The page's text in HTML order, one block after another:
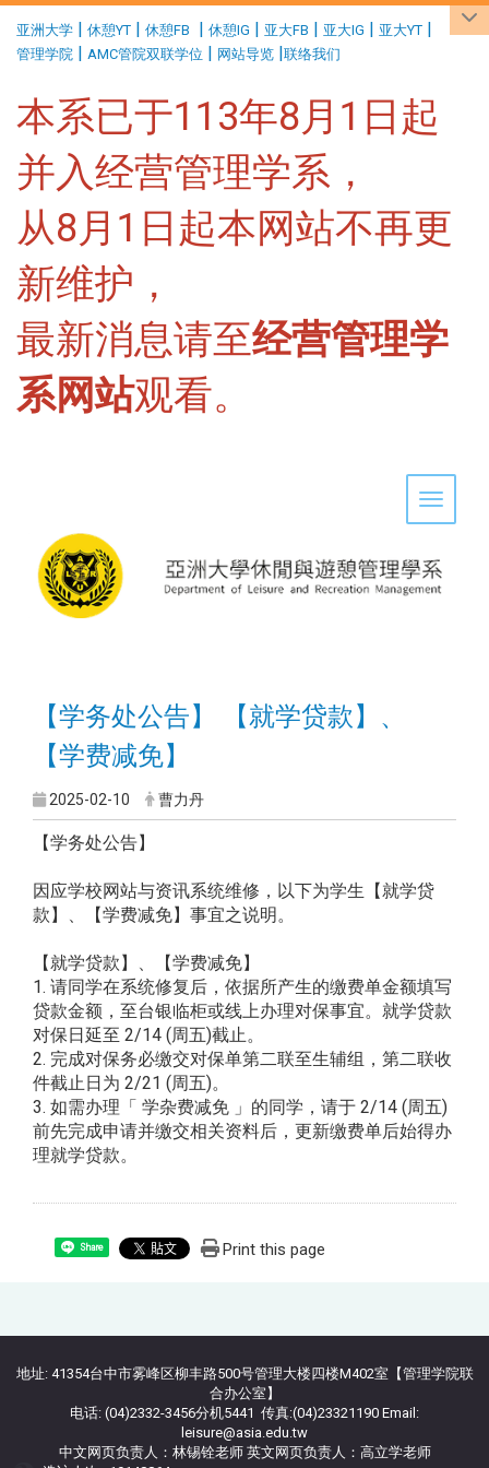
亚洲大学 | 休憩YT | 休憩FB | 休憩IG | 亚大FB | 亚大IG | 亚大YT |
管理学院 | AMC管院双联学位 | 网站导览 |联络我们
本系已于113年8月1日起
并入经营管理学系，
从8月1日起本网站不再更
新维护，
最新消息请至经营管理学
系网站观看。
Toggle
【学务处公告】 【就学贷款】、
【学费减免】
2025-02-10 曹力丹
【学务处公告】
因应学校网站与资讯系统维修，以下为学生【就学贷
款】、【学费减免】事宜之说明。
【就学贷款】、【学费减免】
1. 请同学在系统修复后，依据所产生的缴费单金额填写
贷款金额，至台银临柜或线上办理对保事宜。就学贷款
对保日延至 2/14 (周五)截止。
2. 完成对保务必缴交对保单第二联至生辅组，第二联收
件截止日为 2/21 (周五)。
3. 如需办理「 学杂费减免 」的同学，请于 2/14 (周五)
前先完成申请并缴交相关资料后，更新缴费单后始得办
理就学贷款。
Share Print this page
地址: 41354台中市雾峰区柳丰路500号管理大楼四楼M402室【管理学院联
合办公室】
电话: (04)2332-3456分机5441 传真:(04)23321190 Email:
leisure@asia.edu.tw
中文网页负责人：林锡铨老师 英文网页负责人：高立学老师